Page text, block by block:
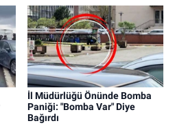
İl Müdürlüğü Önünde Bomba
Paniği: "Bomba Var" Diye
Bağırdı